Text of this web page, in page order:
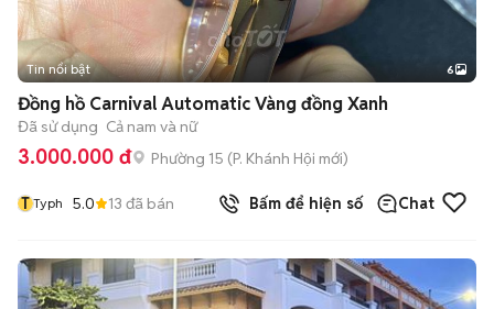
+2
Tin nổi bật 6
Đồng hồ Carnival Automatic Vàng đồng Xanh
Đã sử dụng Cả nam và nữ
3.000.000 đ Phường 15 (P. Khánh Hội mới)
T Typh 5.0 13 đã bán Bấm để hiện số Chat